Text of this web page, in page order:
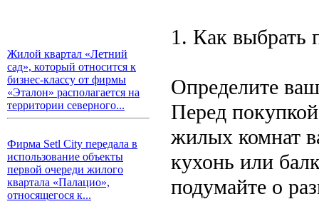
Жилой квартал «Летний
сад», который относится к
бизнес-классу от фирмы
«Эталон» располагается на
территории северного...
Фирма Setl City передала в
использование объекты
первой очереди жилого
квартала «Палацио»,
относящегося к...
1. Как выбрать
Определите
Перед
жилых комнат
кухонь или
подумайте о